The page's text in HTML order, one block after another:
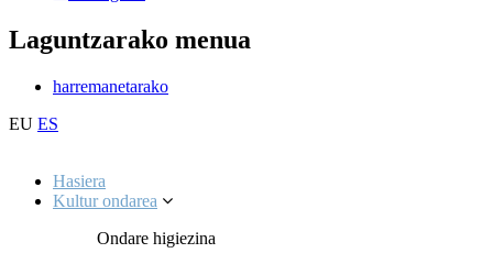
Laguntzarako menua
harremanetarako
EU ES
Hasiera
Kultur ondarea
Ondare higiezina